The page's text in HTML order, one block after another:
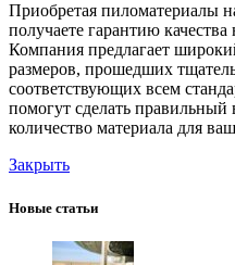
Приобретая пиломатериалы
получаете гарантию
Компания предлагает
размеров, прошедших
соответствующих всем
помогут сделать правильный
количество материала для
Закрыть
Новые статьи